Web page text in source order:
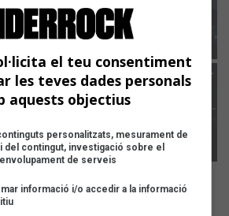
el teu consentiment
les teves dades personals
aquests objectius
personalitzats, mesurament de
i del contingut, investigació sobre el
de serveis
informació i/o accedir a la informació